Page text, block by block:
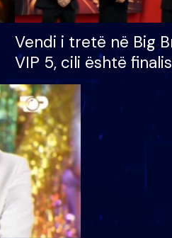
Vendi i tretë në Big
VIP 5, cili është
radhës që lë shtëpinë